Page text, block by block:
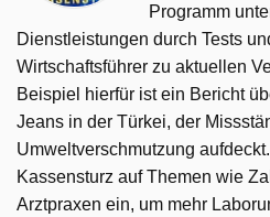
Programm
Dienstleistungen durch Tests
Wirtschaftsführer zu aktuellen
Beispiel hierfür ist ein Bericht
Jeans in der Türkei, der
Umweltverschmutzung
Kassensturz auf Themen wie
Arztpraxen ein, um mehr